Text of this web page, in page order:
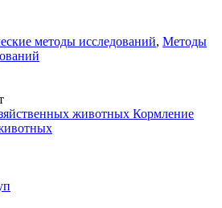
методы исследований, Методы
Кормление